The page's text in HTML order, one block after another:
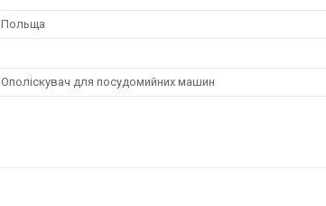
Польща
Ополіскувач для посудомийних машин